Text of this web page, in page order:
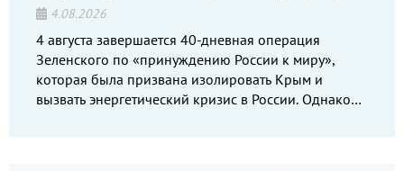
4.08.2026
4 августа завершается 40-дневная операция
Зеленского по «принуждению России к миру»,
которая была призвана изолировать Крым и
вызвать энергетический кризис в России. Однако